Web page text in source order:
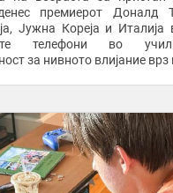
премиерот Доналд Туск.
Јужна Кореја и Италија
телефони во
за нивното влијание врз